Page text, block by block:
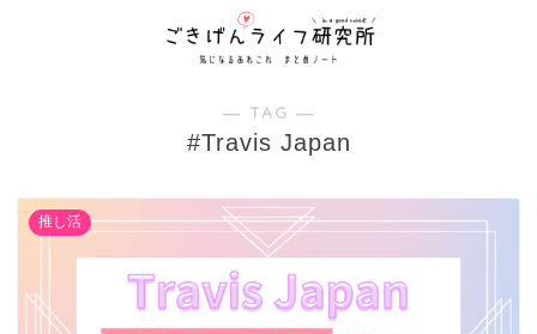
― TAG ―
#Travis Japan
推し活